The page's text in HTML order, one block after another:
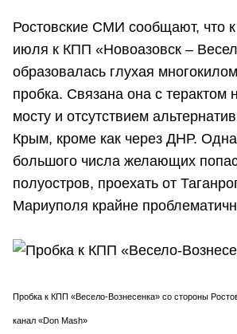
Ростовские СМИ сообщают, что к
июля к КПП «Новоазовск –
образовалась глухая
пробка. Связана она с терактом
мосту и отсутствием
Крым, кроме как через ДНР.
большого числа желающих
полуостров, проехать от
Мариуполя крайне
Пробка к КПП «Весело-Вознесенка» со стороны
канал «Don Mash»